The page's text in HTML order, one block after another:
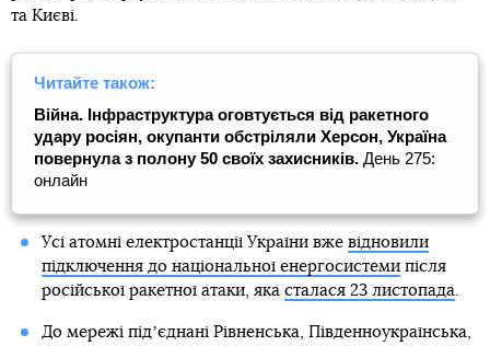
та Києві.
Читайте також:
Війна. Інфраструктура оговтується від ракетного
удару росіян, окупанти обстріляли Херсон, Україна
повернула з полону 50 своїх захисників. День 275:
онлайн
Усі атомні електростанції України вже відновили
підключення до національної енергосистемипісля
російської ракетної атаки, яка сталася 23 листопада.
До мережі підʼєднані Рівненська, Південноукраїнська,